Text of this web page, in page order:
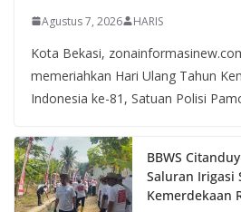
Agustus 7, 2026 HARIS
Kota Bekasi,
memeriahkan Hari Ulang Tahun
Indonesia ke-81, Satuan Polisi
BBWS
Saluran Irigasi
Kemerdekaan